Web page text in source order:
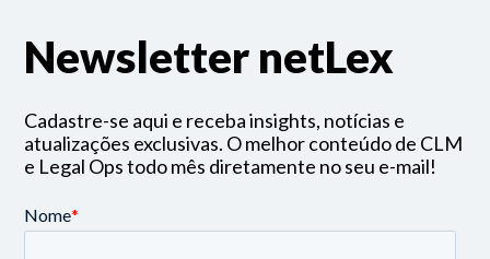
Newsletter netLex
Cadastre-se aqui e receba insights, notícias e
atualizações exclusivas. O melhor conteúdo de CLM
e Legal Ops todo mês diretamente no seu e-mail!